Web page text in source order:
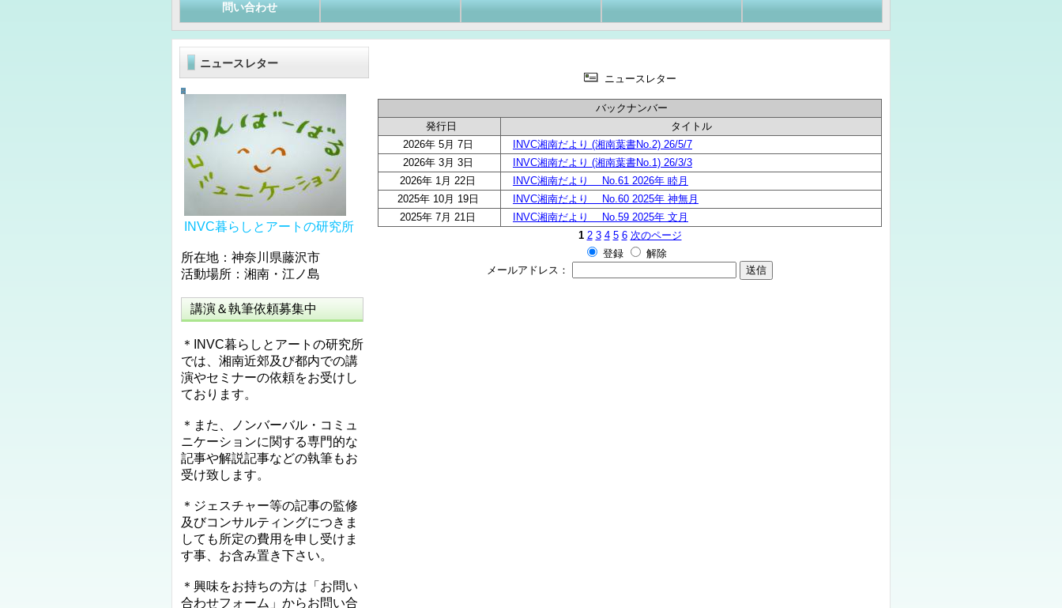
問い合わせ
ニュースレター
バックナンバー
発行日
タイトル
2026年 5月 7日
INVC湘南だより (湘南葉書No.2) 26/5/7
2026年 3月 3日
INVC湘南だより (湘南葉書No.1) 26/3/3
2026年 1月 22日
INVC湘南だより No.61 2026年 睦月
2025年 10月 19日
INVC湘南だより No.60 2025年 神無月
2025年 7月 21日
INVC湘南だより No.59 2025年 文月
1 2 3 4 5 6 次のページ
登録
解除
メールアドレス：
ニュースレター
INVC暮らしとアートの研究所
所在地：神奈川県藤沢市
活動場所：湘南・江ノ島
講演＆執筆依頼募集中
＊INVC暮らしとアートの研究所
では、湘南近郊及び都内での講
演やセミナーの依頼をお受けし
ております。
＊また、ノンバーバル・コミュ
ニケーションに関する専門的な
記事や解説記事などの執筆もお
受け致します。
＊ジェスチャー等の記事の監修
及びコンサルティングにつきま
しても所定の費用を申し受けま
す事、お含み置き下さい。
＊興味をお持ちの方は「お問い
合わせフォーム」からお問い合